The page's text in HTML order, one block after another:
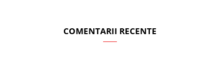
COMENTARII RECENTE